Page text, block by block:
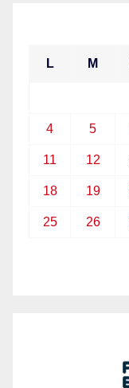
L M
4 5
11 12
18 19
25 26